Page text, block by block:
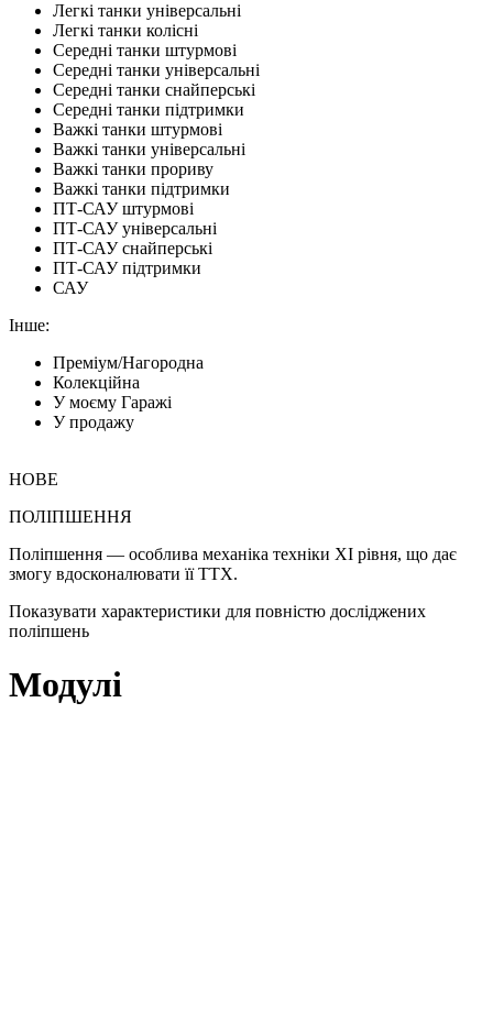
Легкі танки універсальні
Легкі танки колісні
Середні танки штурмові
Середні танки універсальні
Середні танки снайперські
Середні танки підтримки
Важкі танки штурмові
Важкі танки універсальні
Важкі танки прориву
Важкі танки підтримки
ПТ-САУ штурмові
ПТ-САУ універсальні
ПТ-САУ снайперські
ПТ-САУ підтримки
САУ
Інше:
Преміум/Нагородна
Колекційна
У моєму Гаражі
У продажу
НОВЕ
ПОЛІПШЕННЯ
Поліпшення — особлива механіка техніки XI рівня, що дає
змогу вдосконалювати її ТТХ.
Показувати характеристики для повністю досліджених
поліпшень
Модулі